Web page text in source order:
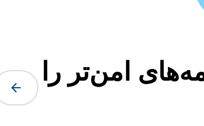
امن‌تر را
arrow_forward